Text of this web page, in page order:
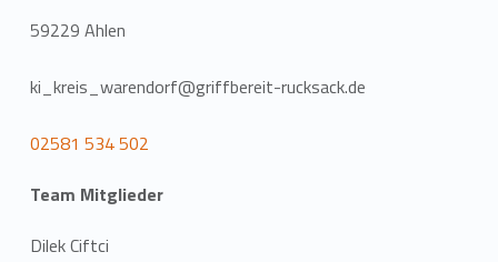
59229 Ahlen
ki_kreis_warendorf@griffbereit-rucksack.de
02581 534 502
Team Mitglieder
Dilek Ciftci